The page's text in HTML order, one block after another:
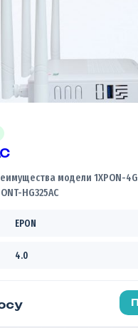
модели 1XPON-
HG325AC
EPON
4.0